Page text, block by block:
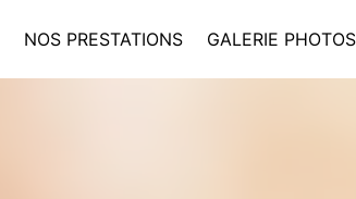
NOS PRESTATIONS GALERIE PHOTOS